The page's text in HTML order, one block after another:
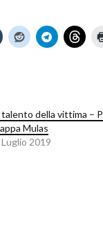
talento della vittima –
Mulas
Luglio 2019